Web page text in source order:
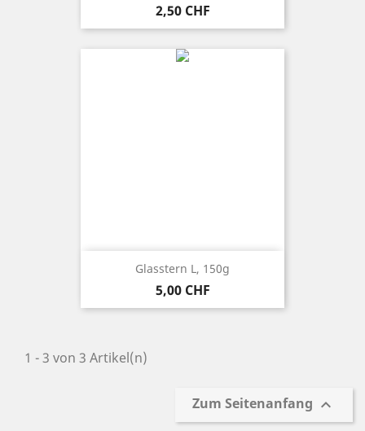
Preis
2,50 CHF
Glasstern L, 150g
Preis
5,00 CHF
1 - 3 von 3 Artikel(n)
Zum Seitenanfang 